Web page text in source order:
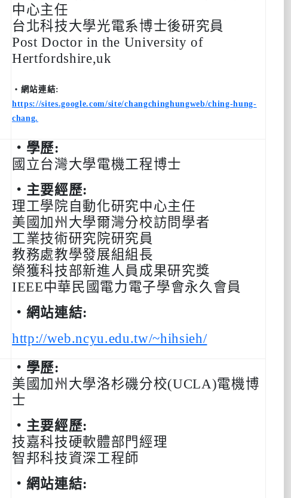
中心主任
台北科技大學光電系博士後研究員
Post Doctor in the University of
Hertfordshire,uk
‧網站連結:
https://sites.google.com/site/changchinghungweb/ching-hung-
chang.
‧學歷:
國立台灣大學電機工程博士
‧主要經歷:
理工學院自動化研究中心主任
美國加州大學爾灣分校訪問學者
工業技術研究院研究員
教務處教學發展組組長
榮獲科技部新進人員成果研究獎
IEEE中華民國電力電子學會永久會員
‧網站連結:
http://web.ncyu.edu.tw/~hihsieh/
‧學歷:
美國加州大學洛杉磯分校(UCLA)電機博
士
‧主要經歷:
技嘉科技硬軟體部門經理
智邦科技資深工程師
‧網站連結: